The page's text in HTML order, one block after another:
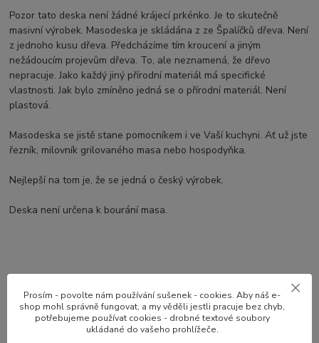
Pozor tato deska není žádné krájecí prkénko. Je to skutečně
masivní výrobek. Masodeska je skládána z ze Špalíčků dřeva. Není
z jednoho kusu dřeva. Předcházíme tím kroucení a jiným
nežádoucím projevům dřeva. To, ale neznamená, že dřevo
nepracuje. Jako každý jiný přírodní materiál má specifické
vlastnosti. Jak bylo zmíněno jedná se o přírodní materiál. Není
plastová.
Masodeska se jistě stane pomocníkem i ve Vaší kuchyni. Ať už jste
řezník, milovník grilovaného masa nebo hospodyňka.
Nejlepší na tom je, že se jedná o český výrobek.
Deska není určena k bourání masa.
Zboží zařazeno v kategoriích
AKČNÍ NABÍDKA !!!!
Prosím - povolte nám používání sušenek - cookies. Aby náš e-
shop mohl správně fungovat, a my věděli jestli pracuje bez chyb,
potřebujeme používat cookies - drobné textové soubory
ukládané do vašeho prohlížeče.